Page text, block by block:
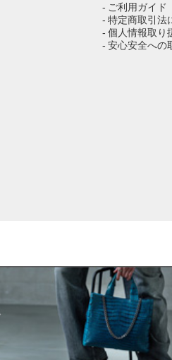
- ご利用ガイド
- 特定商取引法
- 個人情報取り
- 安心安全への